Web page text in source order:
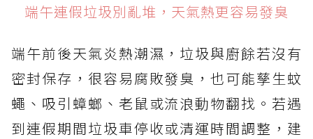
端午連假垃圾別亂堆，天氣熱更容易發臭
端午前後天氣炎熱潮濕，垃圾與廚餘若沒有
密封保存，很容易腐敗發臭，也可能孳生蚊
蠅、吸引蟑螂、老鼠或流浪動物翻找。若遇
到連假期間垃圾車停收或清運時間調整，建